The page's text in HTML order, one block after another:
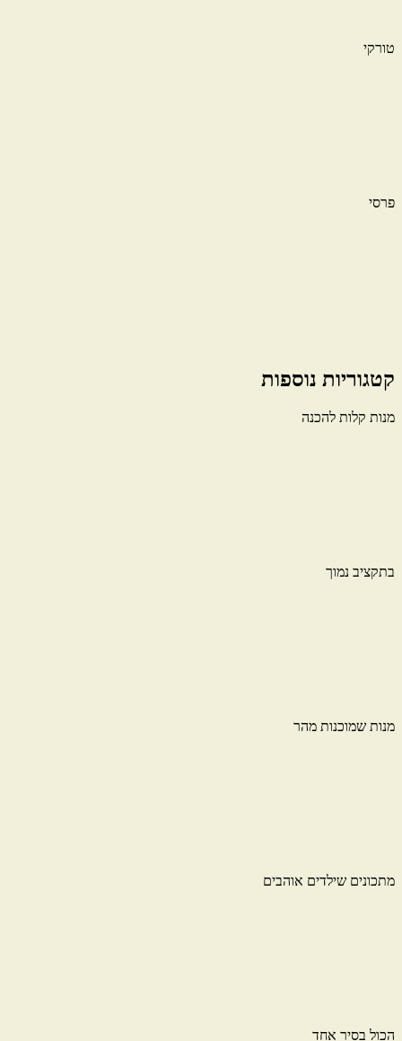
טורקי
פרסי
קטגוריות נוספות
מנות קלות להכנה
בתקציב נמוך
מנות שמוכנות מהר
מתכונים שילדים אוהבים
הכול בסיר אחד